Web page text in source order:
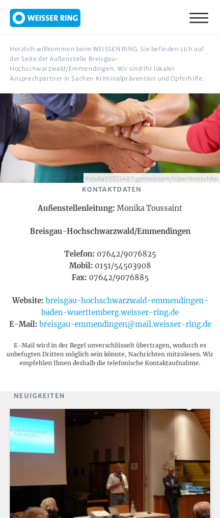
Herzlich willkommen beim WEISSEN RING. Sie befinden sich auf
der Seite der Außenstelle Breisgau-
Hochschwarzwald/Emmendingen. Wir sind Ihr lokaler
Ansprechpartner in Sachen Kriminalprävention und Opferhilfe.
Fotolia93552487sgemeinsam/robertkneschke
KONTAKTDATEN
Außenstellenleitung: Monika Toussaint
Breisgau-Hochschwarzwald/Emmendingen
Telefon: 07642/9076825
Mobil: 0151/54503908
Fax: 07642/9076885
Website: breisgau-hochschwarzwald-emmendingen-
baden-wuerttemberg.weisser-ring.de
E-Mail: breisgau-emmendingen@mail.weisser-ring.de
E-Mail wird in der Regel unverschlüsselt übertragen, wodurch es
unbefugten Dritten möglich sein könnte, Nachrichten mitzulesen. Wir
empfehlen Ihnen deshalb die telefonische Kontaktaufnahme.
NEUIGKEITEN